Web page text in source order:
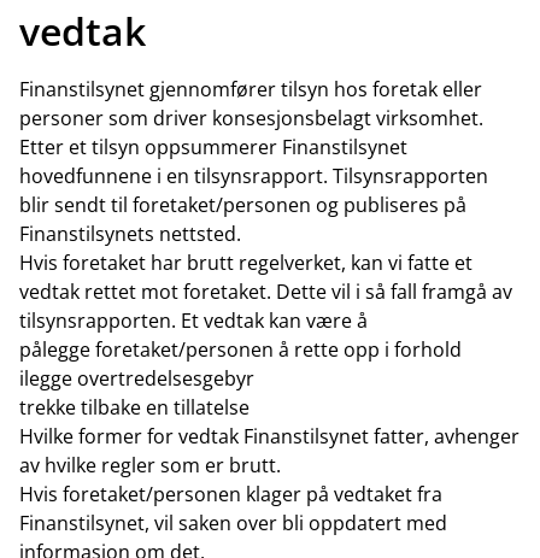
vedtak
Finanstilsynet gjennomfører tilsyn hos foretak eller
personer som driver konsesjonsbelagt virksomhet.
Etter et tilsyn oppsummerer Finanstilsynet
hovedfunnene i en tilsynsrapport. Tilsynsrapporten
blir sendt til foretaket/personen og publiseres på
Finanstilsynets nettsted.
Hvis foretaket har brutt regelverket, kan vi fatte et
vedtak rettet mot foretaket. Dette vil i så fall framgå av
tilsynsrapporten. Et vedtak kan være å
pålegge foretaket/personen å rette opp i forhold
ilegge overtredelsesgebyr
trekke tilbake en tillatelse
Hvilke former for vedtak Finanstilsynet fatter, avhenger
av hvilke regler som er brutt.
Hvis foretaket/personen klager på vedtaket fra
Finanstilsynet, vil saken over bli oppdatert med
informasjon om det.